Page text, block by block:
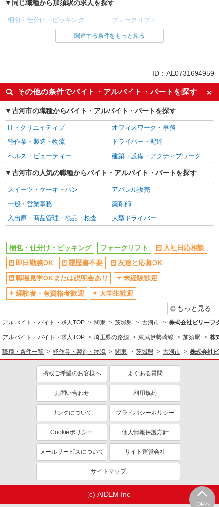
同じ職種から加須駅の求人を探す
梱包・仕分け・ピッキング フォークリフト
同じ雇用形態から加須駅の求人を探す
同じ特徴から加須駅の求人を探す
入社日応相談
即日勤務OK
履歴書不要
友達と応募OK
職場見学OKまたは説明会あり
未経験歓迎
経験者・有資格者歓迎
大学生歓迎
新卒・第二新卒歓迎
女性活躍中
主婦・主夫歓迎
フリーター歓迎
学歴不問
ブランクOK
ミドル（40代～）活躍中
エルダー（50代～）活躍中
日払い
週払い
服装自由
禁煙・分煙
車通勤OK
バイク通勤OK
自転車通勤OK
残業少なめ（月20h未満）
交通費支給
社会保険あり
送迎あり
軽作業・製造・物流
梱包・仕分け・ピッキング
フォークリフト
同じ特徴から求人を探す
未経験歓迎
大学生歓迎
ミドル（40代～）活躍中
車通勤OK
交通費支給
社会保険あり
関連する条件をもっと見る
ID：AE0731694959
その他の条件でバイト・アルバイト・パートを探す
古河市の職種からバイト・アルバイト・パートを探す
IT・クリエイティブ
オフィスワーク・事務
軽作業・製造・物流
ドライバー・配達
ヘルス・ビューティー
建築・設備・アクティブワーク
古河市の人気の職種からバイト・アルバイト・パートを探す
スイーツ・ケーキ・パン
アパレル販売
一般・営業事務
薬剤師
入出庫・商品管理・検品・検査
大型ドライバー
TOPへ
梱包・仕分け・ピッキング フォークリフト
入社日応相談
即日勤務OK
履歴書不要
友達と応募OK
職場見学OKまたは説明会あり
未経験歓迎
経験者・有資格者歓迎
大学生歓迎
もっと見る
アルバイト・バイト・求人TOP 関東 茨城県 古河市 株式会社ビリーフ
アルバイト・バイト・求人TOP 埼玉県の路線 東武伊勢崎線 加須駅 株
職種・条件一覧 軽作業・製造・物流 関東 茨城県 古河市 株式会社
掲載ご希望のお客様へ よくある質問
お問い合わせ 利用規約
リンクについて プライバシーポリシー
Cookieポリシー 個人情報保護方針
メールサービスについて サイト運営会社
サイトマップ
(c) AIDEM Inc.